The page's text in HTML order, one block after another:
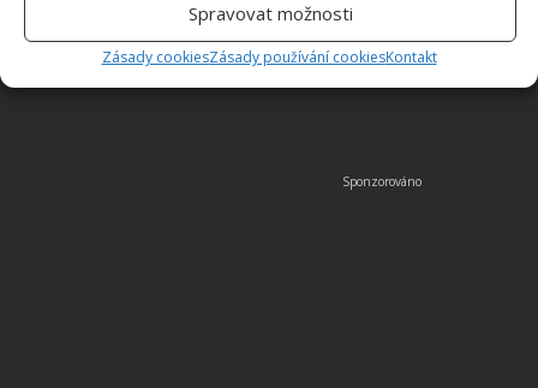
Spravovat možnosti
Zásady cookiesZásady používání cookiesKontakt
Fotografie: Chantal Fleurant